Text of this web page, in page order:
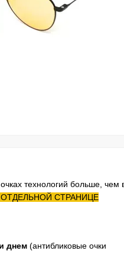
технологий больше, чем
ОТДЕЛЬНОЙ СТРАНИЦЕ
днем (антибликовые очки